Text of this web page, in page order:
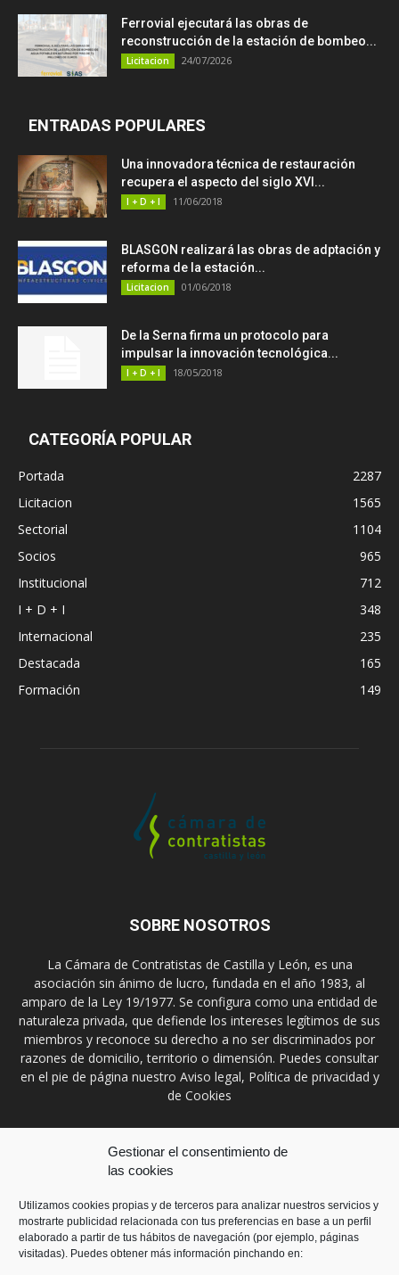
Gestionar el consentimiento de
las cookies
Utilizamos cookies propias y de terceros para analizar nuestros servicios y
mostrarte publicidad relacionada con tus preferencias en base a un perfil
elaborado a partir de tus hábitos de navegación (por ejemplo, páginas
visitadas). Puedes obtener más información pinchando en:
Ferrovial ejecutará las obras de
reconstrucción de la estación de bombeo...
Licitacion 24/07/2026
ENTRADAS POPULARES
Una innovadora técnica de restauración
recupera el aspecto del siglo XVI...
I + D + I 11/06/2018
BLASGON realizará las obras de adptación y
reforma de la estación...
Licitacion 01/06/2018
De la Serna firma un protocolo para
impulsar la innovación tecnológica...
I + D + I 18/05/2018
CATEGORÍA POPULAR
Portada
2287
Licitacion
1565
Sectorial
1104
Socios
965
Institucional
712
I + D + I
348
Internacional
235
Destacada
165
Formación
149
SOBRE NOSOTROS
La Cámara de Contratistas de Castilla y León, es una
asociación sin ánimo de lucro, fundada en el año 1983, al
amparo de la Ley 19/1977. Se configura como una entidad de
naturaleza privada, que defiende los intereses legítimos de sus
miembros y reconoce su derecho a no ser discriminados por
razones de domicilio, territorio o dimensión. Puedes consultar
en el pie de página nuestro Aviso legal, Política de privacidad y
de Cookies
Contáctanos:prensa@ccontratistascyl.es
SÍGUENOS